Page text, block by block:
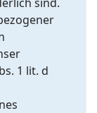
1 lit. d